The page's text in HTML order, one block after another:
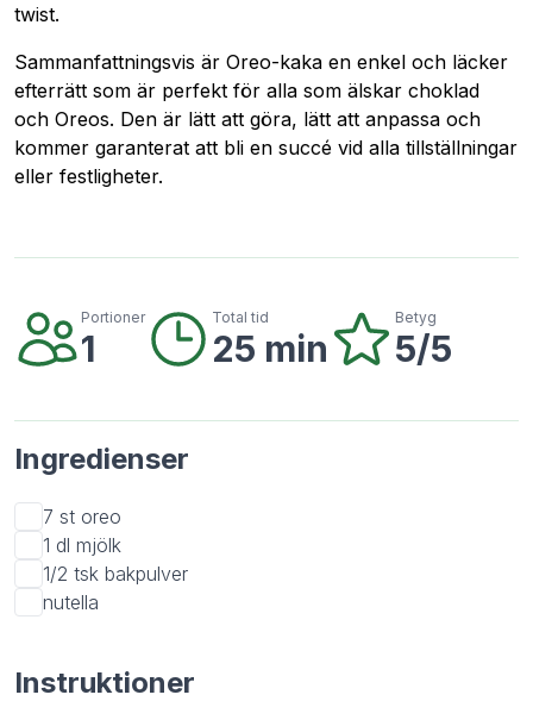
twist.
Sammanfattningsvis är Oreo-kaka en enkel och läcker
efterrätt som är perfekt för alla som älskar choklad
och Oreos. Den är lätt att göra, lätt att anpassa och
kommer garanterat att bli en succé vid alla tillställningar
eller festligheter.
Portioner
1
Total tid
25 min
Betyg
5/5
Ingredienser
7 st oreo
1 dl mjölk
1/2 tsk bakpulver
nutella
Instruktioner